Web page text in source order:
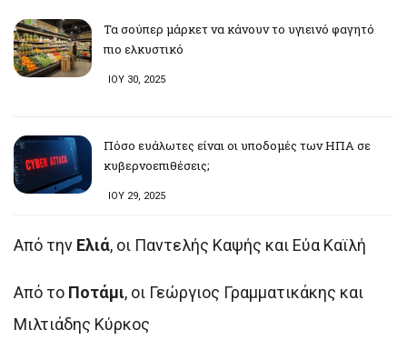
Τα σούπερ μάρκετ να κάνουν το υγιεινό φαγητό
πιο ελκυστικό
ΙΟΥ 30, 2025
Πόσο ευάλωτες είναι οι υποδομές των ΗΠΑ σε
κυβερνοεπιθέσεις;
ΙΟΥ 29, 2025
Από την Ελιά, οι Παντελής Καψής και Εύα Καϊλή
Από το Ποτάμι, οι Γεώργιος Γραμματικάκης και
Μιλτιάδης Κύρκος